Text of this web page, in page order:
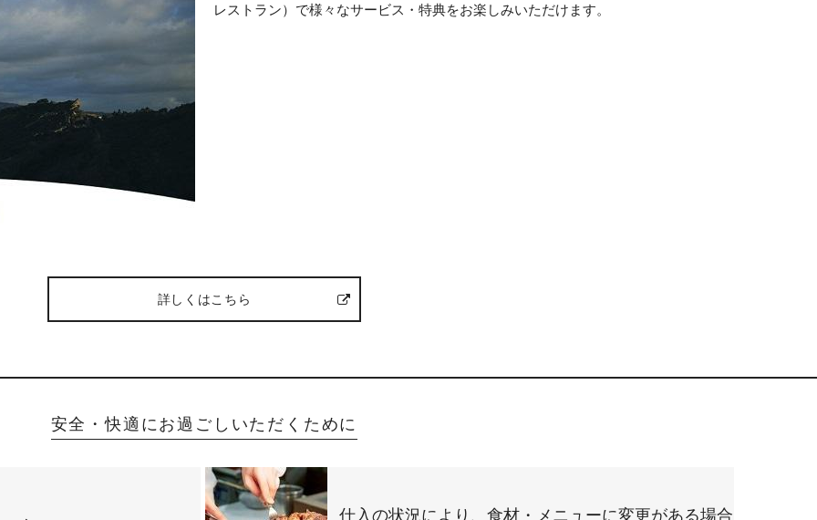
レストラン）で様々なサービス・特典をお楽しみいただけます。
詳しくはこちら
安全・快適にお過ごしいただくために
仕入の状況により、食材・メニューに変更がある場合